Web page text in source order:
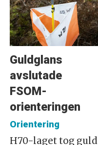
Guldglans
avslutade
FSOM-
orienteringen
Orientering
H70-laget tog guld